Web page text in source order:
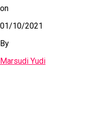
on
01/10/2021
By
Marsudi Yudi